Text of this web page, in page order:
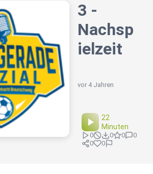
3 -
Nachsp
ielzeit
vor 4 Jahren
22
Minuten
0 0 0
0
0
0